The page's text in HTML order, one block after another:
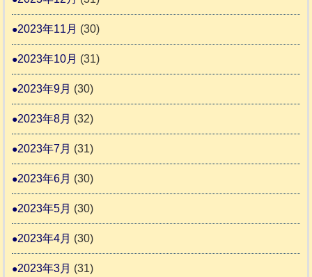
2023年11月 (30)
2023年10月 (31)
2023年9月 (30)
2023年8月 (32)
2023年7月 (31)
2023年6月 (30)
2023年5月 (30)
2023年4月 (30)
2023年3月 (31)